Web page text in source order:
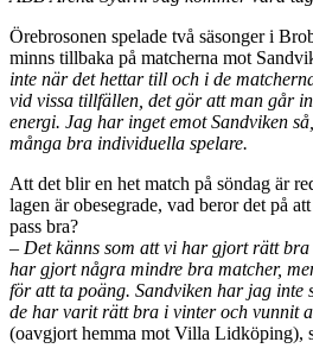
Örebrosonen spelade två säsonger i
minns tillbaka på matcherna mot
inte när det hettar till och i de
vid vissa tillfällen, det gör att man går
energi. Jag har inget emot Sandviken
många bra individuella spelare.
Att det blir en het match på söndag är
lagen är obesegrade, vad beror det på
pass bra?
– Det känns som att vi har gjort rätt
har gjort några mindre bra matcher,
för att ta poäng. Sandviken har jag inte
de har varit rätt bra i vinter och vunnit
(oavgjort hemma mot Villa Lidköping),